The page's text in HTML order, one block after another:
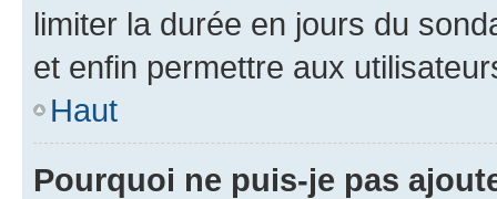
limiter la durée en jours du
et enfin permettre aux
Haut
Pourquoi ne puis-je pas